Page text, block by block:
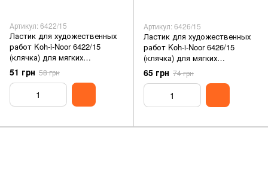
Артикул: 6422/15
Ластик для художественных
работ Koh-i-Noor 6422/15
(клячка) для мягких
карандашей
51 грн 58 грн
Артикул: 6426/15
Ластик для художественных
работ Koh-i-Noor 6426/15
(клячка) для мягких
карандашей
65 грн 74 грн